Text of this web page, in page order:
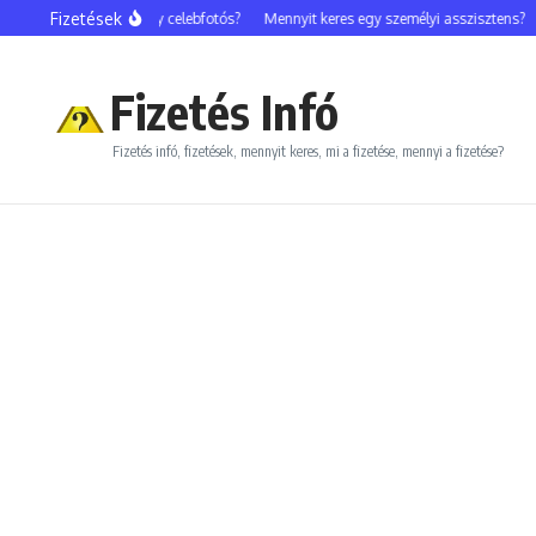
Ugrás a tartalomhoz
Fizetések
Mennyit keres egy celebfotós? Mennyit keres egy személyi asszisztens?
Fizetés Infó
Fizetés infó, fizetések, mennyit keres, mi a fizetése, mennyi a fizetése?